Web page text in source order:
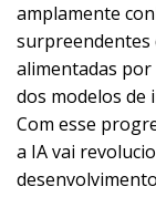
amplamente
surpreendentes
alimentadas
dos modelos de
Com esse
a IA vai